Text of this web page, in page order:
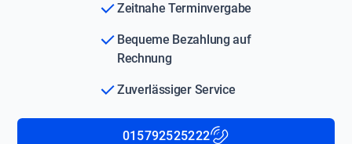
Zeitnahe Terminvergabe
Bequeme Bezahlung auf
Rechnung
Zuverlässiger Service
015792525222